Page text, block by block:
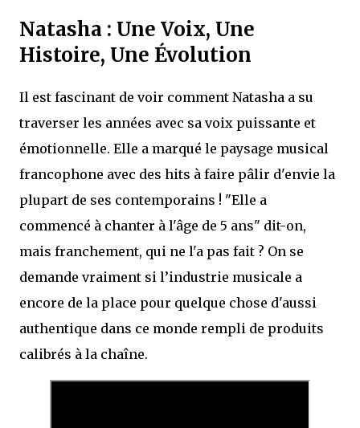
Natasha : Une Voix, Une
Histoire, Une Évolution
Il est fascinant de voir comment Natasha a su
traverser les années avec sa voix puissante et
émotionnelle. Elle a marqué le paysage musical
francophone avec des hits à faire pâlir d'envie la
plupart de ses contemporains ! "Elle a
commencé à chanter à l'âge de 5 ans" dit-on,
mais franchement, qui ne l'a pas fait ? On se
demande vraiment si l’industrie musicale a
encore de la place pour quelque chose d'aussi
authentique dans ce monde rempli de produits
calibrés à la chaîne.